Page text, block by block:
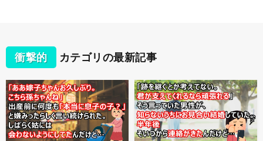
衝撃的 カテゴリの最新記事